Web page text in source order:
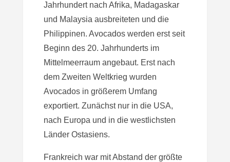
Jahrhundert nach Afrika, Madagaskar
und Malaysia ausbreiteten und die
Philippinen. Avocados werden erst seit
Beginn des 20. Jahrhunderts im
Mittelmeerraum angebaut. Erst nach
dem Zweiten Weltkrieg wurden
Avocados in größerem Umfang
exportiert. Zunächst nur in die USA,
nach Europa und in die westlichsten
Länder Ostasiens.
Frankreich war mit Abstand der größte